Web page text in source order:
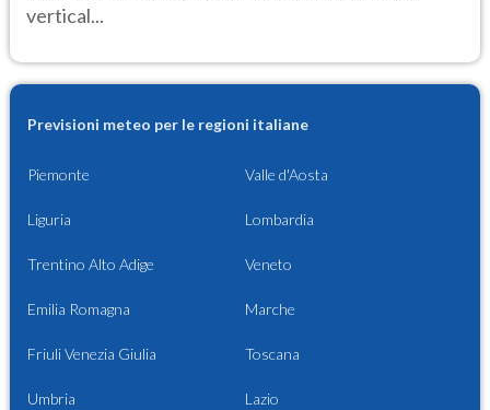
vertical...
Previsioni meteo per le regioni italiane
Piemonte Valle d'Aosta
Liguria Lombardia
Trentino Alto Adige Veneto
Emilia Romagna Marche
Friuli Venezia Giulia Toscana
Umbria Lazio